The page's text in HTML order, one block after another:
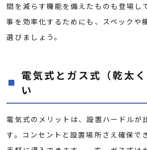
間を減らす機能を備えたものも登場し
事を効率化するためにも、スペックや
選びましょう。
電気式とガス式（乾太
い
電気式のメリットは、設置ハードルが
す。コンセントと設置場所さえ確保で